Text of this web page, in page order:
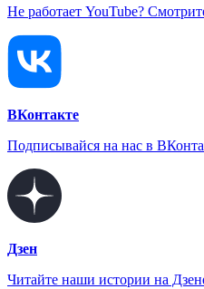
Не работает YouTube?
ВКонтакте
Подписывайся на нас в
Дзен
Читайте наши истории на